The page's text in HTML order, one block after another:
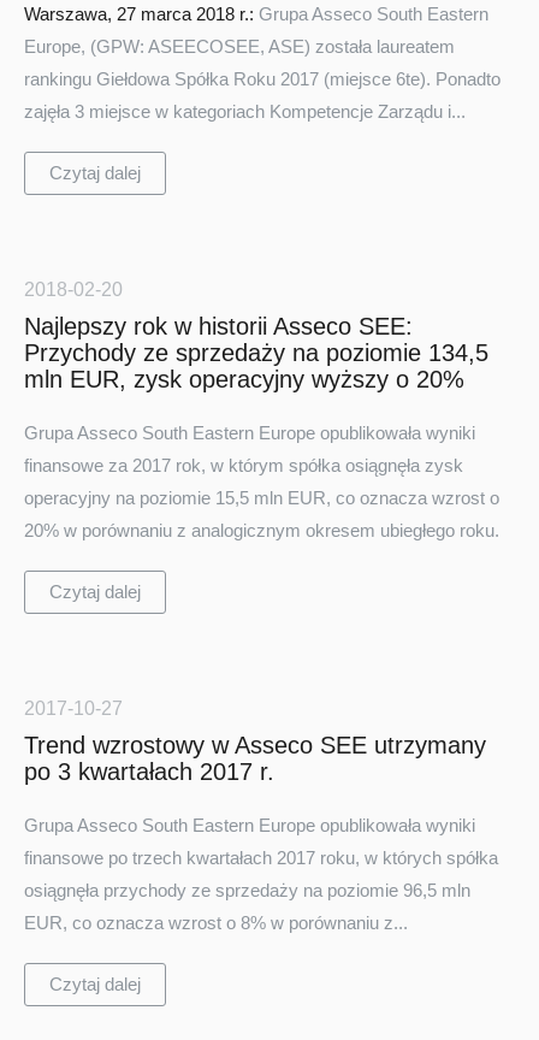
Warszawa, 27 marca 2018 r.: Grupa Asseco South Eastern
Europe, (GPW: ASEECOSEE, ASE) została laureatem
rankingu Giełdowa Spółka Roku 2017 (miejsce 6te). Ponadto
zajęła 3 miejsce w kategoriach Kompetencje Zarządu i...
Czytaj dalej
2018-02-20
Najlepszy rok w historii Asseco SEE:
Przychody ze sprzedaży na poziomie 134,5
mln EUR, zysk operacyjny wyższy o 20%
Grupa Asseco South Eastern Europe opublikowała wyniki
finansowe za 2017 rok, w którym spółka osiągnęła zysk
operacyjny na poziomie 15,5 mln EUR, co oznacza wzrost o
20% w porównaniu z analogicznym okresem ubiegłego roku.
Czytaj dalej
2017-10-27
Trend wzrostowy w Asseco SEE utrzymany
po 3 kwartałach 2017 r.
Grupa Asseco South Eastern Europe opublikowała wyniki
finansowe po trzech kwartałach 2017 roku, w których spółka
osiągnęła przychody ze sprzedaży na poziomie 96,5 mln
EUR, co oznacza wzrost o 8% w porównaniu z...
Czytaj dalej